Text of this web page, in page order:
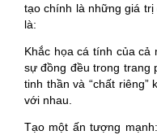
tạo chính là những giá
là:
Khắc họa cá tính của cả
sự đồng đều trong trang
tinh thần và “chất riêng”
với nhau.
Tạo một ấn tượng